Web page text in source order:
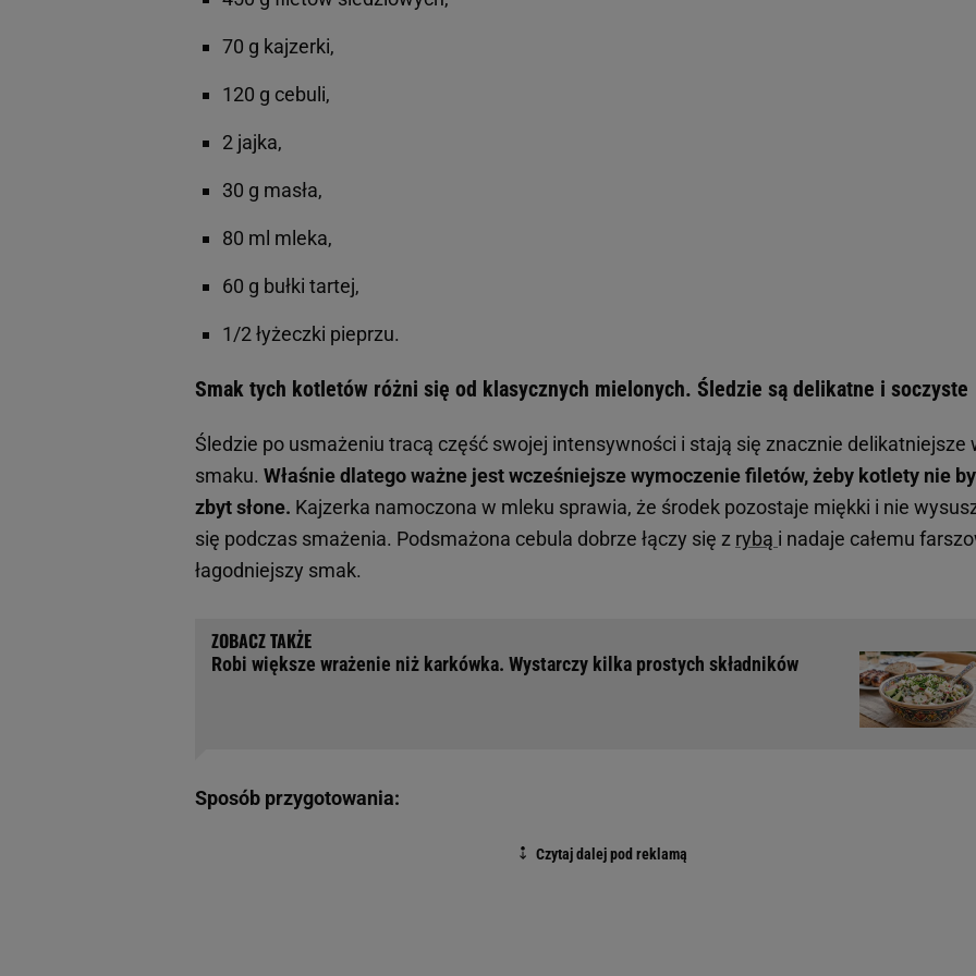
70 g kajzerki,
120 g cebuli,
2 jajka,
30 g masła,
80 ml mleka,
60 g bułki tartej,
1/2 łyżeczki pieprzu.
Smak tych kotletów różni się od klasycznych mielonych. Śledzie są delikatne i soczyste
Śledzie po usmażeniu tracą część swojej intensywności i stają się znacznie delikatniejsze
smaku. Właśnie dlatego ważne jest wcześniejsze wymoczenie filetów, żeby kotlety nie
zbyt słone. Kajzerka namoczona w mleku sprawia, że środek pozostaje miękki i nie
się podczas smażenia. Podsmażona cebula dobrze łączy się z rybą i nadaje całemu
łagodniejszy smak.
Robi większe wrażenie niż karkówka. Wystarczy kilka prostych składników
Sposób przygotowania: